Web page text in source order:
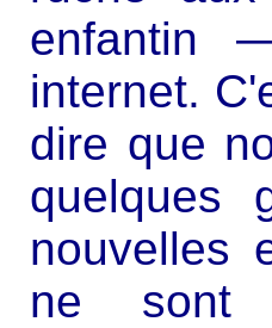
enfantin
internet.
dire que
quelques
nouvelles
ne sont